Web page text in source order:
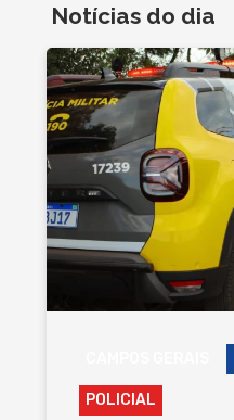
Notícias do dia
POLICIAL